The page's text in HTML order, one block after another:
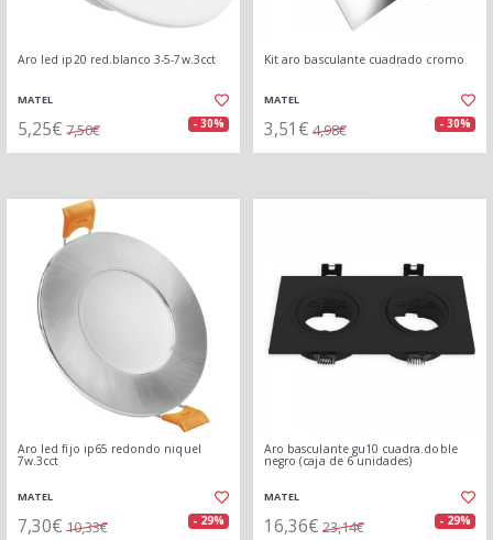
Aro led ip20 red.blanco 3-5-7w.3cct
MATEL
5,25€ 7,50€ - 30%
Kit aro basculante cuadrado cromo
MATEL
3,51€ 4,98€ - 30%
Aro led fijo ip65 redondo niquel
7w.3cct
MATEL
7,30€ 10,33€ - 29%
Aro basculante gu10 cuadra.doble
negro (caja de 6 unidades)
MATEL
16,36€ 23,14€ - 29%